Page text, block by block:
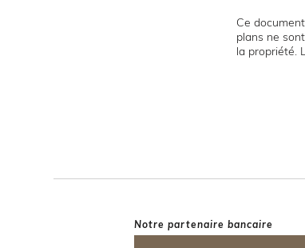
Ce
plans ne
la propriété.
Notre partenaire bancaire